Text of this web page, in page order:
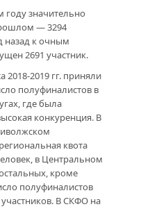
году значительно
— 3294
назад к очным
2691 участник.
2018-2019 гг. приняли
полуфиналистов в
где была
конкуренция. В
квота
в Центральном
кроме
полуфиналистов
В СКФО на